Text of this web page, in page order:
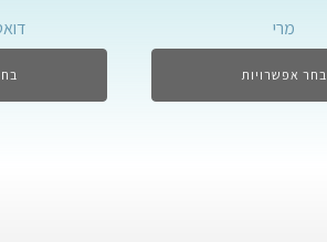
מרי
בחר אפשרויות